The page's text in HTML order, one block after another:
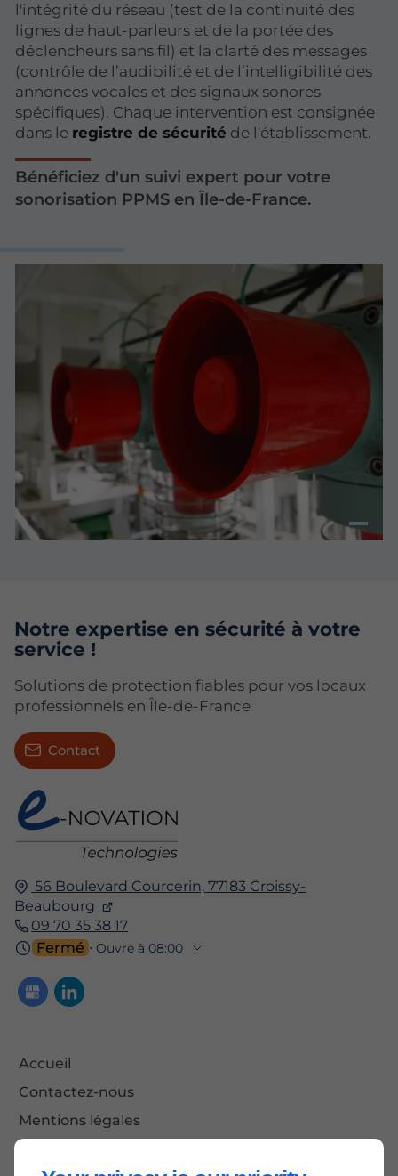
l'intégrité du réseau (test de la continuité des
lignes de haut-parleurs et de la portée des
déclencheurs sans fil) et la clarté des messages
(contrôle de l’audibilité et de l’intelligibilité des
annonces vocales et des signaux sonores
spécifiques). Chaque intervention est consignée
dans le registre de sécurité de l'établissement.
Bénéficiez d'un suivi expert pour votre
sonorisation PPMS en Île-de-France.
56 Boulevard Courcerin, 77183 Croissy-
Beaubourg
09 70 35 38 17
Fermé ⋅ Ouvre à 08:00
Accueil
Contactez-nous
Mentions légales
Notre expertise en sécurité à votre
service !
Solutions de protection fiables pour vos locaux
professionnels en Île-de-France
Contact